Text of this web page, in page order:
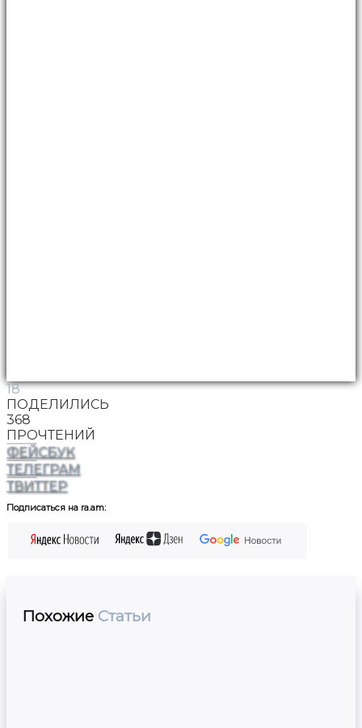
18
ПОДЕЛИЛИСЬ
368
ПРОЧТЕНИЙ
ФЕЙСБУК
ТЕЛЕГРАМ
ТВИТТЕР
Подписаться на ra.am:
Похожие Статьи